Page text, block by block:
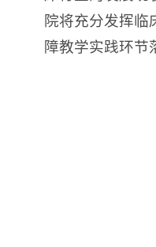
院将充分发挥临
障教学实践环节